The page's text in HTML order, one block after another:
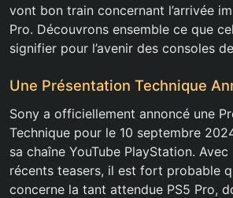
vont bon train concernant l’arrivée
Pro. Découvrons ensemble ce que
signifier pour l’avenir des consoles
Une Présentation Technique
Sony a officiellement annoncé une
Technique pour le 10 septembre
sa chaîne YouTube PlayStation.
récents teasers, il est fort probable
concerne la tant attendue PS5 Pro,